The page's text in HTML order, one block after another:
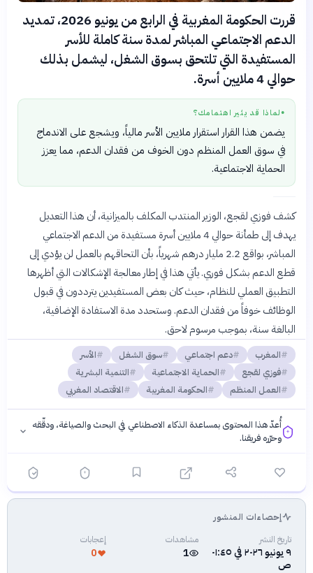
قررت الحكومة المغربية في الرابع من يونيو 2026، تمديد
الدعم الاجتماعي المباشر لمدة سنة كاملة للأسر
المستفيدة التي تلتحق بسوق الشغل، ليشمل بذلك
حوالي 4 ملايين أسرة.
● لماذا قد يثير اهتمامك؟
يضمن هذا القرار استقرار ملايين الأسر مالياً، ويشجع على الاندماج
في سوق العمل المنظم دون الخوف من فقدان الدعم، مما يعزز
الحماية الاجتماعية.
كشف فوزي لقجع، الوزير المنتدب المكلف بالميزانية، أن هذا التعديل
يهدف إلى طمأنة حوالي 4 ملايين أسرة مستفيدة من الدعم الاجتماعي
المباشر، بواقع 2.2 مليار درهم شهرياً، بأن التحاقهم بالعمل لن يؤدي إلى
قطع الدعم بشكل فوري. يأتي هذا في إطار معالجة الإشكالات التي أظهرها
التطبيق العملي للنظام، حيث كان بعض المستفيدين يترددون في قبول
الوظائف خوفاً من فقدان الدعم. وستحدد مدة الاستفادة الإضافية،
البالغة سنة، بموجب مرسوم لاحق.
المغرب دعم اجتماعي سوق الشغل
الأسر
فوزي لقجع
الحماية الاجتماعية
التنمية البشرية
العمل المنظم
الحكومة المغربية الاقتصاد المغربي
أُعدّ هذا المحتوى بمساعدة الذكاء الاصطناعي في البحث والصياغة، ودقّقه
وحرّره فريقنا.
فلسفتنا المعرفية·سياسة الذكاء الاصطناعيإحصاءات المنشور
تاريخ النشر
٩ يونيو ٢٠٢٦ في ٠١:٤٥
ص
مشاهدات
1
إعجابات
0